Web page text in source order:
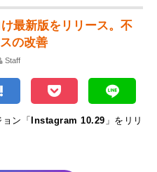
最新版をリリース。不
の改善
Staff
ン「Instagram 10.29 」をリリ